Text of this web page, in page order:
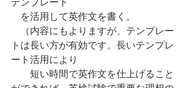
を活用して英作文を書く。
（内容にもよりますが、テンプレー
トは長い方が有効です。長いテンプレ
ート活用により
短い時間で英作文を仕上げること